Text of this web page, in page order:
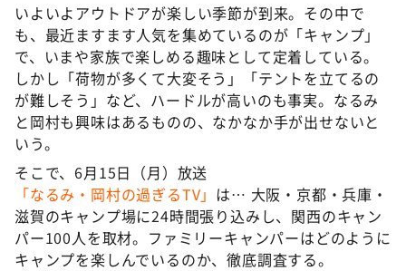
いよいよアウトドアが楽しい季節が到来。その中で
も、最近ますます人気を集めているのが「キャンプ」
で、いまや家族で楽しめる趣味として定着している。
しかし「荷物が多くて大変そう」「テントを立てるの
が難しそう」など、ハードルが高いのも事実。なるみ
と岡村も興味はあるものの、なかなか手が出せないと
いう。
そこで、6月15日（月）放送
「なるみ・岡村の過ぎるTV」 は… 大阪・京都・兵庫・
滋賀のキャンプ場に24時間張り込みし、関西のキャン
パー100人を取材。ファミリーキャンパーはどのように
キャンプを楽しんでいるのか、徹底調査する。